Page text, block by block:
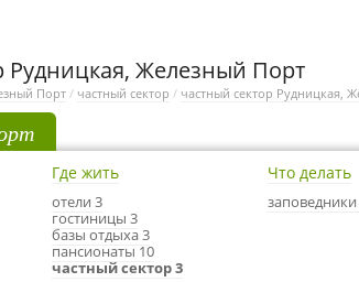
Рудницкая, Железный Порт
Порт / частный сектор / частный сектор Рудницкая,
Где жить
отели 3
гостиницы 3
базы отдыха 3
пансионаты 10
частный сектор 3
Что делать
заповедники